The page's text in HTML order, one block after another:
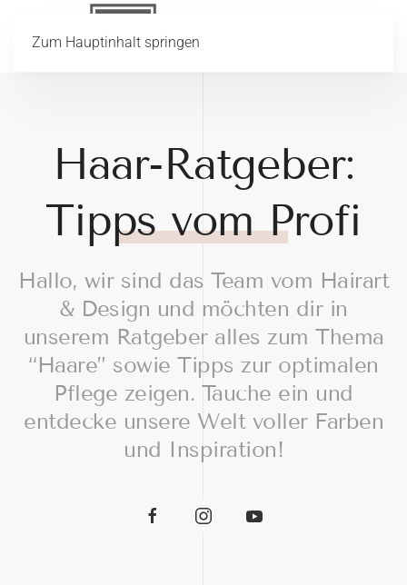
Zum Hauptinhalt springen
Haar-Ratgeber:
Tipps vom Profi
Hallo, wir sind das Team vom Hairart
& Design und möchten dir in
unserem Ratgeber alles zum Thema
“Haare” sowie Tipps zur optimalen
Pflege zeigen. Tauche ein und
entdecke unsere Welt voller Farben
und Inspiration!